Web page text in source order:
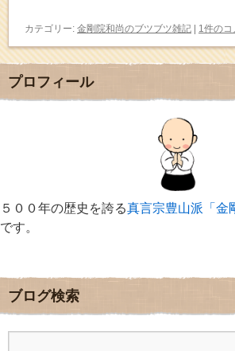
カテゴリー: 金剛院和尚のブツブツ雑記 | 1件のコ
プロフィール
５００年の歴史を誇る真言宗豊山派「金
です。
ブログ検索